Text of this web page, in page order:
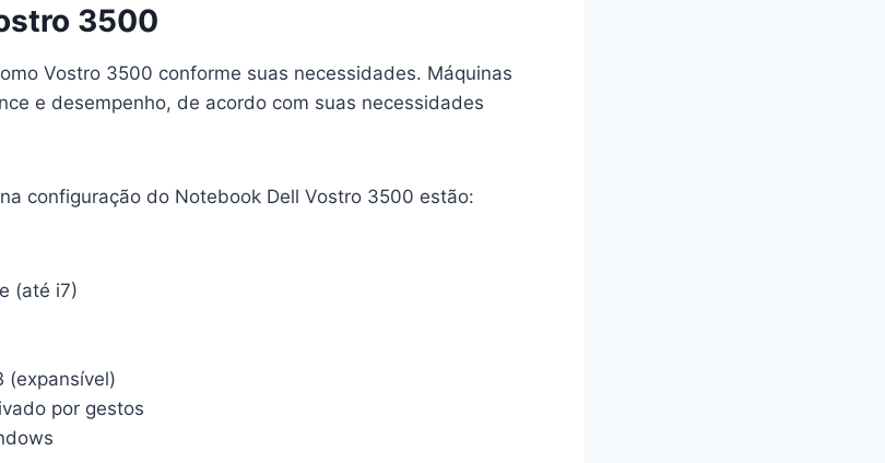
3500
Vostro 3500 conforme suas necessidades. Máquinas
e desempenho, de acordo com suas necessidades
configuração do Notebook Dell Vostro 3500 estão:
(até i7)
(expansível)
por gestos